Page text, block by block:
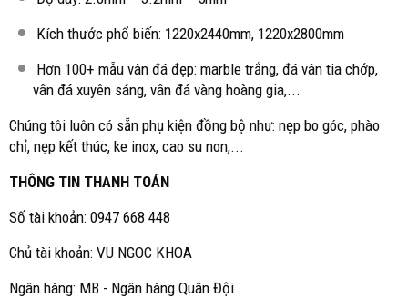
Kích thước phổ biến: 1220x2440mm, 1220x2800mm
Hơn 100+ mẫu vân đá đẹp: marble trắng, đá vân tia chớp,
vân đá xuyên sáng, vân đá vàng hoàng gia,...
Chúng tôi luôn có sẵn phụ kiện đồng bộ như: nẹp bo góc, phào
chỉ, nẹp kết thúc, ke inox, cao su non,...
THÔNG TIN THANH TOÁN
Số tài khoản: 0947 668 448
Chủ tài khoản: VU NGOC KHOA
Ngân hàng: MB - Ngân hàng Quân Đội